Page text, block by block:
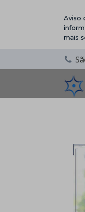
Aviso
mais